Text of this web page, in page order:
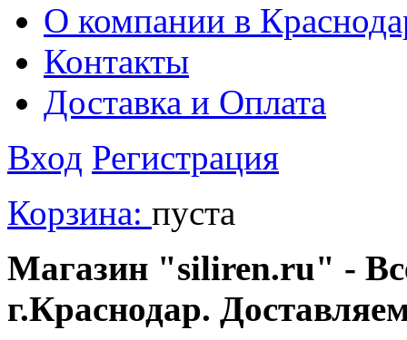
О компании в
Контакты
Доставка и Оплата
Вход Регистрация
Корзина: пуста
Магазин "siliren.ru" -
г.Краснодар.